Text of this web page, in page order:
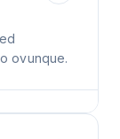
ovunque.